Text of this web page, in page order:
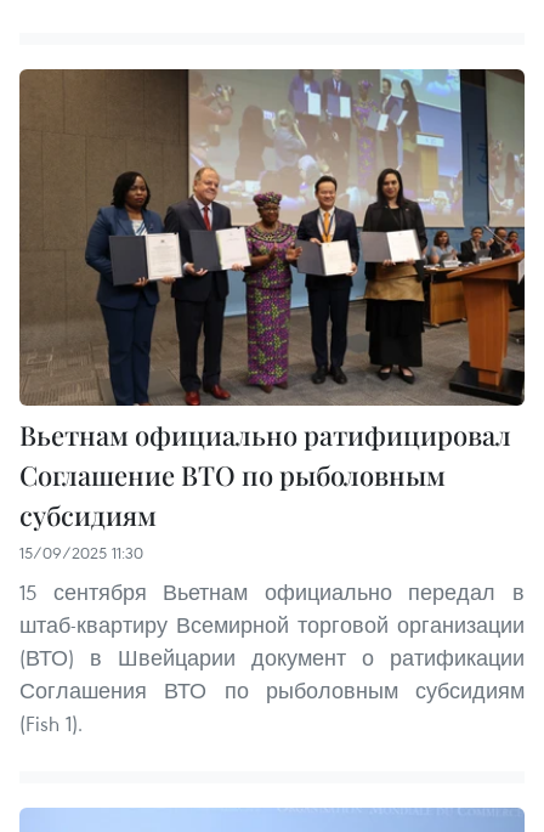
Вьетнам официально ратифицировал
Соглашение ВТО по рыболовным
субсидиям
15/09/2025 11:30
15 сентября Вьетнам официально передал в
штаб-квартиру Всемирной торговой организации
(ВТО) в Швейцарии документ о ратификации
Соглашения ВТО по рыболовным субсидиям
(Fish 1).